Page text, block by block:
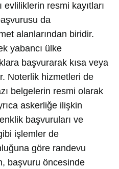
evliliklerin resmi kayıtları
da
alanlarından biridir.
yabancı ülke
başvurarak kısa veya
Noterlik hizmetleri de
belgelerin resmi olarak
askerliğe ilişkin
başvuruları ve
işlemler de
göre randevu
başvuru öncesinde